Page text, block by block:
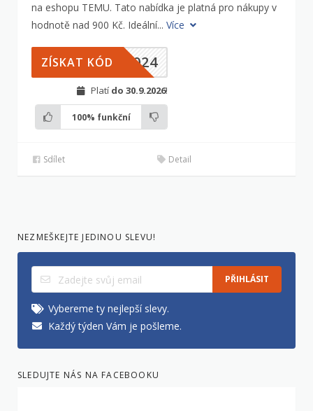
na eshopu TEMU. Tato nabídka je platná pro nákupy v
hodnotě nad 900 Kč. Ideální... Více
2024
ZÍSKAT KÓD
Platí do 30.9.2026!
100% funkční
Sdílet Detail
NEZMEŠKEJTE JEDINOU SLEVU!
PŘIHLÁSIT
Vybereme ty nejlepší slevy.
Každý týden Vám je pošleme.
SLEDUJTE NÁS NA FACEBOOKU